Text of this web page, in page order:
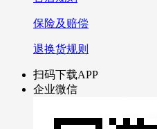
保险及赔偿
退换货规则
扫码下载APP
企业微信